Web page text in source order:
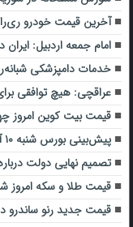
آخرین قیمت خودرو ری‌را در
امام جمعه اردبیل:
خدمات دامپزشکی
عراقچی: هیچ توافقی
قیمت بیت کوین امروز چهارشنبه ۱
پیش‌بینی بورس شنبه ۱۰ آبان | آیا روند صعودی ادامه دارد؟
تصمیم نهایی دولت
قیمت طلا و سکه امروز شنبه ۳آبان ۱۴۰۴/ افزایش قیمت
قیمت جدید رنو ساندرو